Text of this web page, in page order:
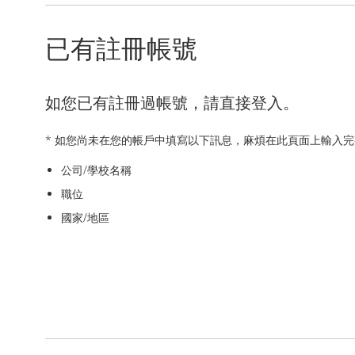
已有註冊帳號
如您已有註冊過帳號，請直接登入。
* 如您尚未在您的帳戶中填寫以下訊息，麻煩在此頁面上輸入完
公司/學校名稱
職位
國家/地區